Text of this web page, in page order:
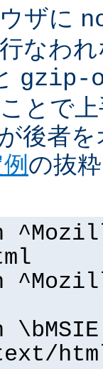
ザに
なわ
gzip-
とで
後者
の抜